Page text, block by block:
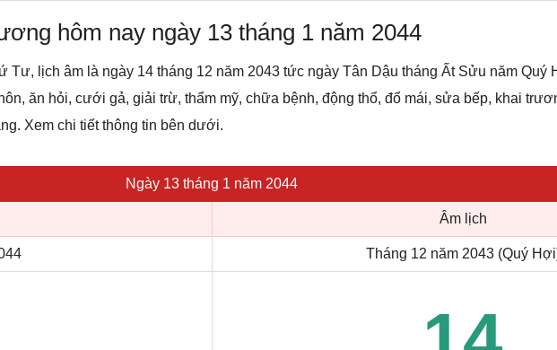
hôm nay ngày 13 tháng 1 năm 2044
Tư, lịch âm là ngày 14 tháng 12 năm 2043 tức ngày Tân Dậu tháng Ất Sửu năm Quý
ăn hỏi, cưới gả, giải trừ, thẩm mỹ, chữa bệnh, động thổ, đổ mái, sửa bếp, khai
Xem chi tiết thông tin bên dưới.
Ngày 13 tháng 1 năm 2044
Âm lịch
Tháng 12 năm 2043 (Quý